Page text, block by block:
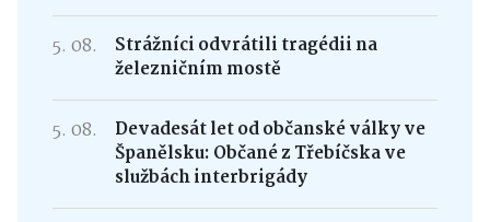
5. 08.
Strážníci odvrátili tragédii na
železničním mostě
5. 08.
Devadesát let od občanské války ve
Španělsku: Občané z Třebíčska ve
službách interbrigády